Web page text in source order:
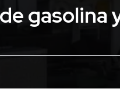
gasolina